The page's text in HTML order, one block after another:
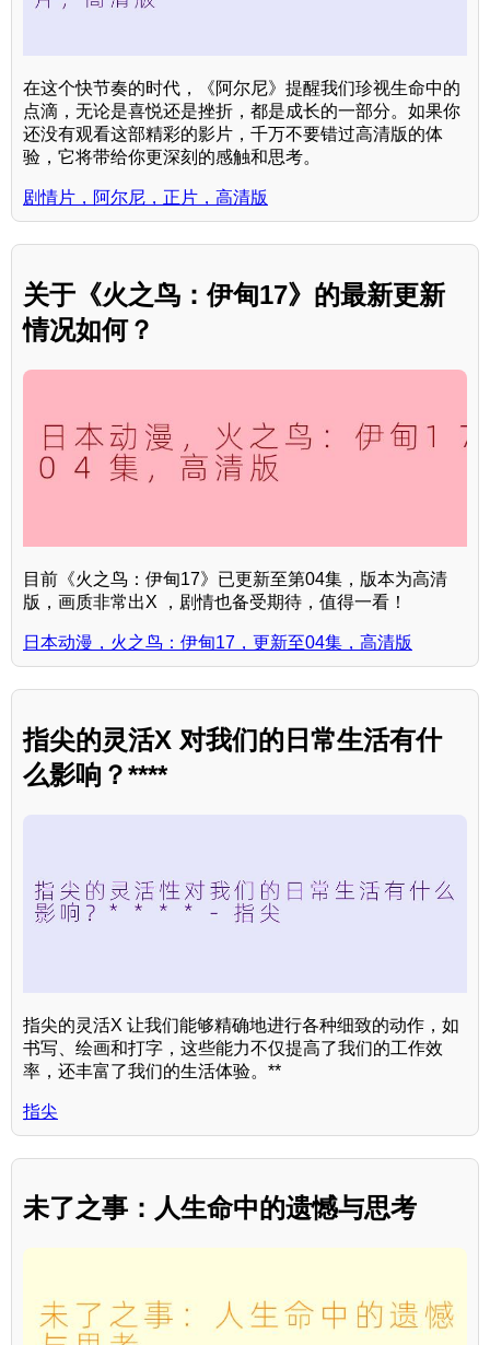
在这个快节奏的时代，《阿尔尼》提醒我们珍视生命中的
点滴，无论是喜悦还是挫折，都是成长的一部分。如果你
还没有观看这部精彩的影片，千万不要错过高清版的体
验，它将带给你更深刻的感触和思考。
剧情片，阿尔尼，正片，高清版
关于《火之鸟：伊甸17》的最新更新
情况如何？
目前《火之鸟：伊甸17》已更新至第04集，版本为高清
版，画质非常出X ，剧情也备受期待，值得一看！
日本动漫，火之鸟：伊甸17，更新至04集，高清版
指尖的灵活X 对我们的日常生活有什
么影响？****
指尖的灵活X 让我们能够精确地进行各种细致的动作，如
书写、绘画和打字，这些能力不仅提高了我们的工作效
率，还丰富了我们的生活体验。**
指尖
未了之事：人生命中的遗憾与思考